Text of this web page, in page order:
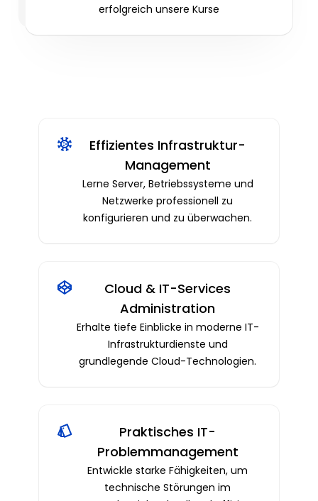
erfolgreich unsere Kurse
Effizientes Infrastruktur-
Management
Lerne Server, Betriebssysteme und
Netzwerke professionell zu
konfigurieren und zu überwachen.
Cloud & IT-Services
Administration
Erhalte tiefe Einblicke in moderne IT-
Infrastrukturdienste und
grundlegende Cloud-Technologien.
Praktisches IT-
Problemmanagement
Entwickle starke Fähigkeiten, um
technische Störungen im